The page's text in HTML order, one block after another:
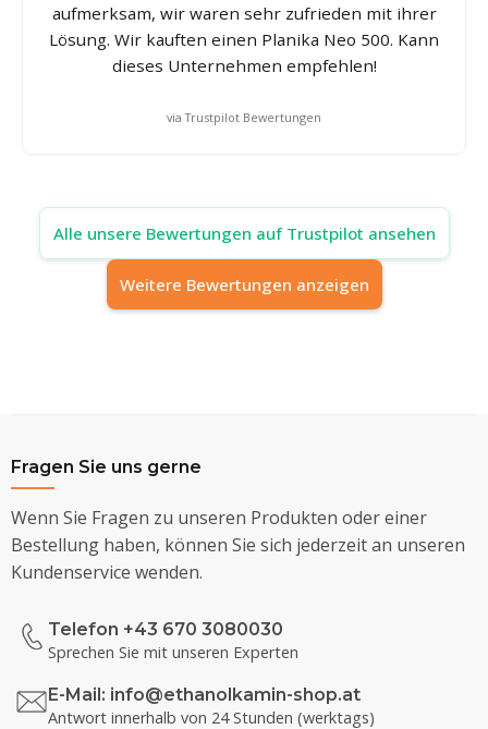
aufmerksam, wir waren sehr zufrieden mit ihrer
Lösung. Wir kauften einen Planika Neo 500. Kann
dieses Unternehmen empfehlen!
via Trustpilot Bewertungen
Alle unsere Bewertungen auf Trustpilot ansehen
Weitere Bewertungen anzeigen
Fragen Sie uns gerne
Wenn Sie Fragen zu unseren Produkten oder einer
Bestellung haben, können Sie sich jederzeit an unseren
Kundenservice wenden.
Telefon +43 670 3080030
Sprechen Sie mit unseren Experten
E-Mail: info@ethanolkamin-shop.at
Antwort innerhalb von 24 Stunden (werktags)